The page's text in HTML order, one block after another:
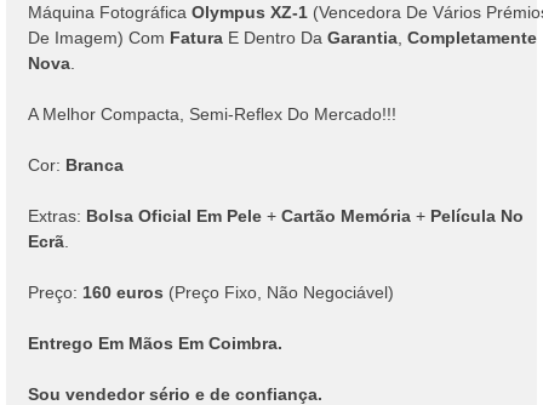
g
e
m
Máquina Fotográfica Olympus XZ-1 (Vencedora De Vários
De Imagem) Com Fatura E Dentro Da Garantia Completamente
Nova
A Melhor Compacta, Semi-Reflex Do Mercado!!!
Cor: Branca
Extras: Bolsa Oficial Em Pele + Cartão Memória + Película No
Ecrã
Preço: 160 euros (Preço Fixo, Não Negociável)
Entrego Em Mãos Em Coimbra.
Sou vendedor sério e de confiança.